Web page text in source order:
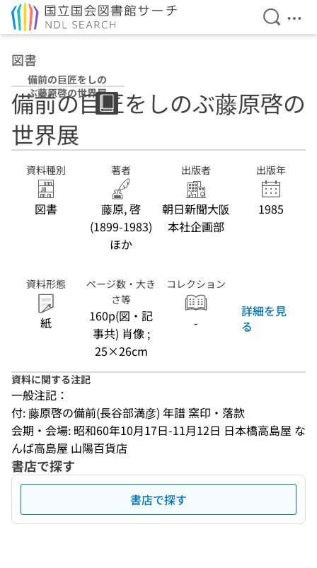
検索を
メ
図書
備前の巨匠をしの
ぶ藤原啓の世界展
備前の巨匠をしのぶ藤原啓の
世界展
資料種別
図書
著者
藤原, 啓
(1899-1983)
ほか
出版者
朝日新聞大阪
本社企画部
出版年
1985
資料形態
紙
ページ数・大き
さ等
160p(図・記
事共) 肖像 ;
25×26cm
コレクション
-
詳細を見
る
資料に関する注記
一般注記：
付: 藤原啓の備前(長谷部満彦) 年譜 窯印・落款
会期・会場: 昭和60年10月17日-11月12日 日本橋高島屋 な
んば高島屋 山陽百貨店
書店で探す
書店で探す